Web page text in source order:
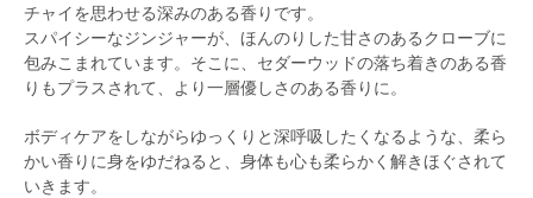
チャイを思わせる深みのある香りです。
スパイシーなジンジャーが、ほんのりした甘さのあるクローブに
包みこまれています。そこに、セダーウッドの落ち着きのある香
りもプラスされて、より一層優しさのある香りに。
ボディケアをしながらゆっくりと深呼吸したくなるような、柔ら
かい香りに身をゆだねると、身体も心も柔らかく解きほぐされて
いきます。